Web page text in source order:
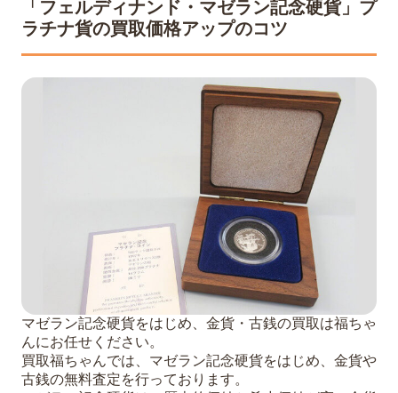
「フェルディナンド・マゼラン記念硬貨」プ
ラチナ貨の買取価格アップのコツ
マゼラン記念硬貨をはじめ、金貨・古銭の買取は福ちゃ
んにお任せください。
買取福ちゃんでは、マゼラン記念硬貨をはじめ、金貨や
古銭の無料査定を行っております。